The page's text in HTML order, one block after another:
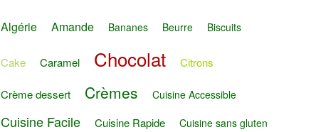
Algérie Amande Bananes Beurre Biscuits
Cake Caramel Chocolat Citrons
Crème dessert Crèmes Cuisine Accessible
Cuisine Facile Cuisine Rapide
Cuisine sans gluten